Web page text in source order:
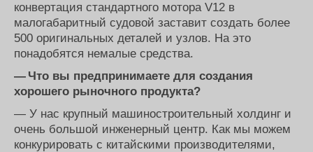
конвертация стандартного мотора V12 в
малогабаритный судовой заставит создать более
500 оригинальных деталей и узлов. На это
понадобятся немалые средства.
— Что вы предпринимаете для создания
хорошего рыночного продукта?
— У нас крупный машиностроительный холдинг и
очень большой инженерный центр. Как мы можем
конкурировать с китайскими производителями,